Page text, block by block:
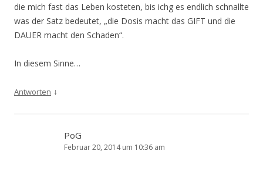
die mich fast das Leben kosteten, bis ichg es endlich schnallte
was der Satz bedeutet, „die Dosis macht das GIFT und die
DAUER macht den Schaden“.
In diesem Sinne…
Antworten ↓
PoG
Februar 20, 2014 um 10:36 am